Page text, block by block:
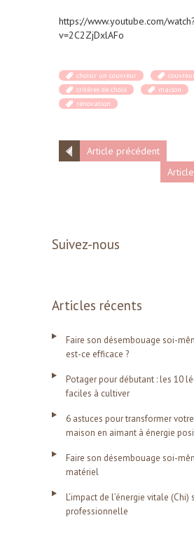
https://www.youtube.com/
v=2C2ZjDxlAFo
choisir un couvreur
critères de choix
maison
rénovation
Article précédent
Suivez-nous
Articles récents
Faire son désembouage soi-
est-ce efficace ?
Potager pour débutant : les 10
faciles à cultiver
6 astuces pour transformer
maison en aimant à énergie
Faire son désembouage soi-
matériel
L’impact de l’énergie vitale
professionnelle